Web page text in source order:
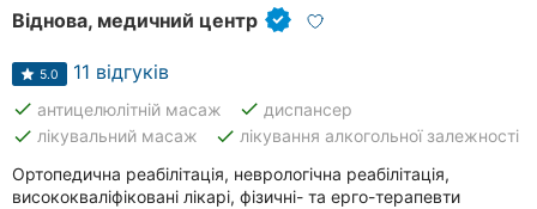
Київ
Харків
Запоріжжя
Дніпро
Віднова, медичний центр
5.0 11 відгуків
done антицелюлітній масаж done диспансер
done лікувальний масаж done лікування алкогольної залежності
Ортопедична реабілітація, неврологічна реабілітація,
висококваліфіковані лікарі, фізичні- та ерго-терапевти